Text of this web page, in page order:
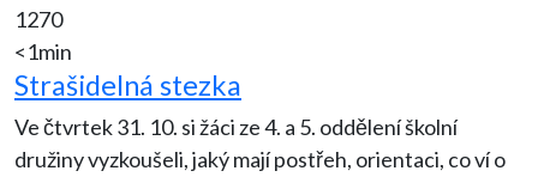
1270
<1min
Strašidelná stezka
Ve čtvrtek 31. 10. si žáci ze 4. a 5. oddělení školní
družiny vyzkoušeli, jaký mají postřeh, orientaci, co ví o